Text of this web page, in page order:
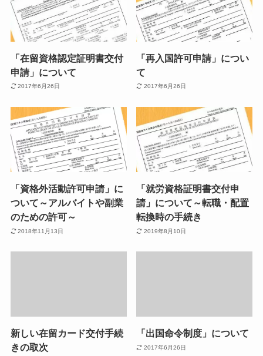
「在留資格認定証明書交付
申請」について
2017年6月26日
「再入国許可申請」につい
て
2017年6月26日
「資格外活動許可申請」に
ついて～アルバイトや副業
のための許可～
2018年11月13日
「就労資格証明書交付申
請」について～転職・配置
転換時の手続き
2019年8月10日
新しい在留カード交付手続
きの取次
「出国命令制度」について
2017年6月26日